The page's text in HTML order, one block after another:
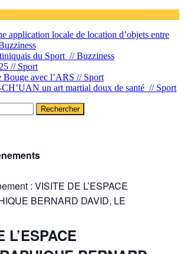
application locale de location d’objets entre
du Sport //Buzziness
// Sport
avec l’ARS // Sport
un art martial doux de santé // Sport
: VISITE DE L’ESPACE
BERNARD DAVID, LE
L’ESPACE